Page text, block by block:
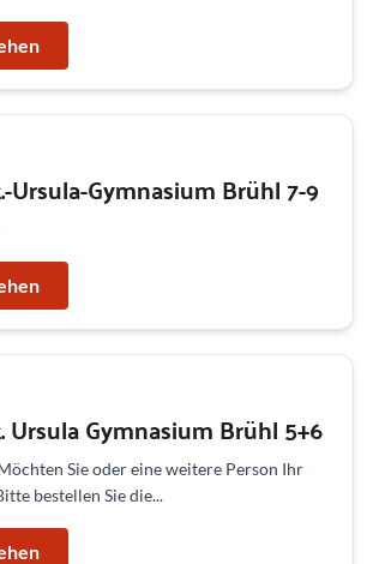
Ursula-Gymnasium Brühl 7-9
Ursula Gymnasium Brühl 5+6
Sie oder eine weitere Person Ihr
bestellen Sie die...